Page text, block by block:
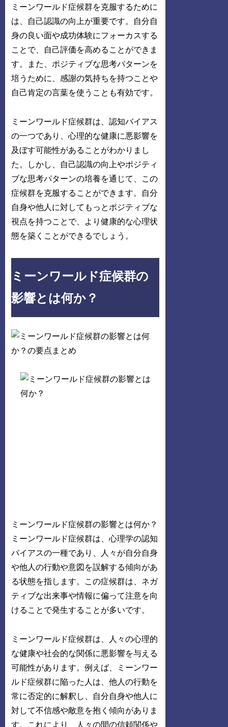
ミーンワールド症候群を克服するために
は、自己認識の向上が重要です。自分自
身の良い面や成功体験にフォーカスする
ことで、自己評価を高めることができま
す。また、ポジティブな思考パターンを
培うために、感謝の気持ちを持つことや
自己肯定の言葉を使うことも有効です。
ミーンワールド症候群は、認知バイアス
の一つであり、心理的な健康に悪影響を
及ぼす可能性があることがわかりまし
た。しかし、自己認識の向上やポジティ
ブな思考パターンの培養を通じて、この
症候群を克服することができます。自分
自身や他人に対してもっとポジティブな
視点を持つことで、より健康的な心理状
態を築くことができるでしょう。
ミーンワールド症候群の
影響とは何か？
ミーンワールド症候群の影響とは何か？
ミーンワールド症候群は、心理学の認知
バイアスの一種であり、人々が自分自身
や他人の行動や意図を誤解する傾向があ
る状態を指します。この症候群は、ネガ
ティブな出来事や情報に偏って注意を向
けることで発生することが多いです。
ミーンワールド症候群は、人々の心理的
な健康や社会的な関係に悪影響を与える
可能性があります。例えば、ミーンワー
ルド症候群に陥った人は、他人の行動を
常に否定的に解釈し、自分自身や他人に
対して不信感や敵意を抱く傾向がありま
す。これにより、人々の間の信頼関係や